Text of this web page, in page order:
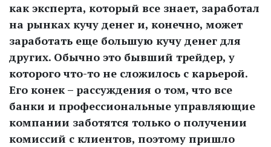
как эксперта, который все знает, заработал
на рынках кучу денег и, конечно, может
заработать еще большую кучу денег для
других. Обычно это бывший трейдер, у
которого что-то не сложилось с карьерой.
Его конек – рассуждения о том, что все
банки и профессиональные управляющие
компании заботятся только о получении
комиссий с клиентов, поэтому пришло